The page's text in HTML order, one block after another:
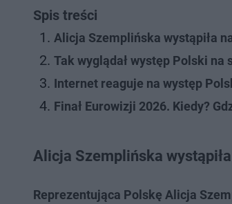
Spis treści
Alicja Szemplińska wystąpiła
Tak wyglądał występ Polski na
Internet reaguje na występ
Finał Eurowizji 2026. Kiedy?
Alicja Szemplińska
Reprezentująca Polskę Alicja